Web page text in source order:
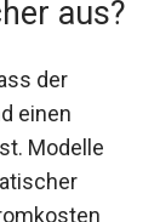
aus?
der
einen
Modelle